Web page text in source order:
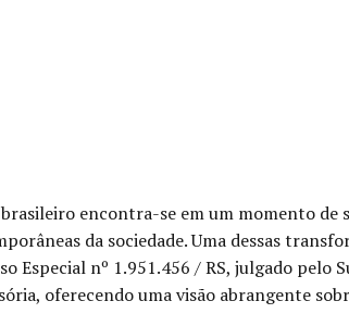
encontra-se em um momento
da sociedade. Uma dessas
Especial nº 1.951.456 / RS, julgado pelo
oferecendo uma visão abrangente